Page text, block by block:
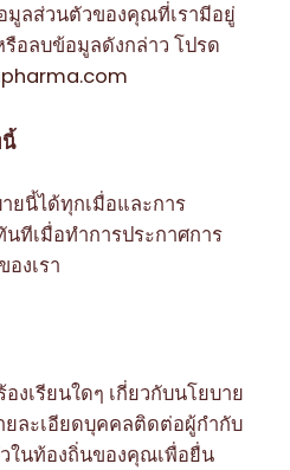
มูลส่วนตัวของคุณที่เรามีอยู่
อลบข้อมูลดังกล่าว โปรด
ยนี้ได้ทุกเมื่อและการ
ทีเมื่อทำการประกาศการ
งเรา
เรียนใดๆ เกี่ยวกับนโยบาย
ละเอียดบุคคลติดต่อผู้กำกับ
ในท้องถิ่นของคุณเพื่อยื่น